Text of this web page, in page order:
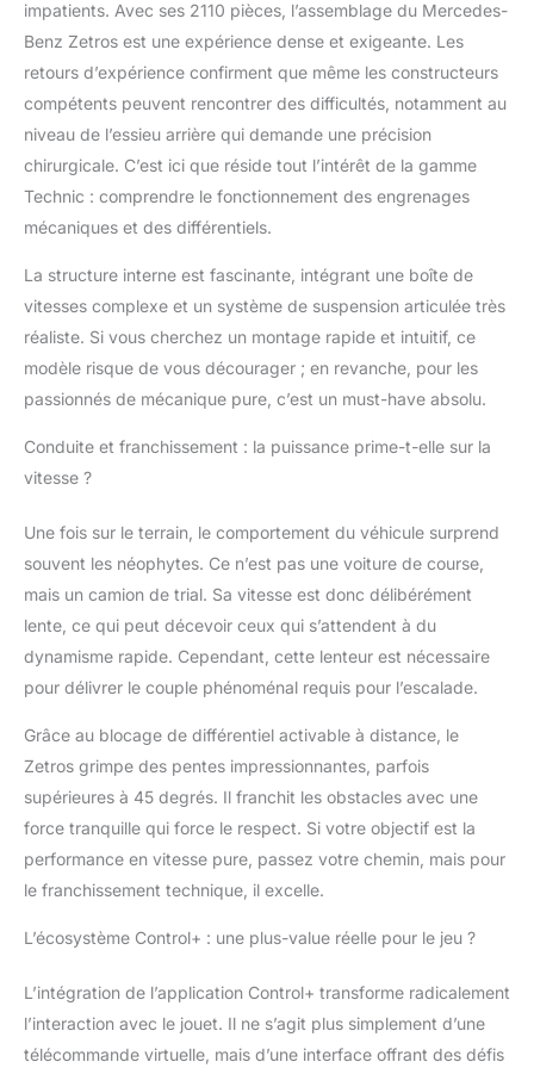
impatients. Avec ses 2110 pièces, l’assemblage du Mercedes-
Benz Zetros est une expérience dense et exigeante. Les
retours d’expérience confirment que même les constructeurs
compétents peuvent rencontrer des difficultés, notamment au
niveau de l’essieu arrière qui demande une précision
chirurgicale. C’est ici que réside tout l’intérêt de la gamme
Technic : comprendre le fonctionnement des engrenages
mécaniques et des différentiels.
La structure interne est fascinante, intégrant une boîte de
vitesses complexe et un système de suspension articulée très
réaliste. Si vous cherchez un montage rapide et intuitif, ce
modèle risque de vous décourager ; en revanche, pour les
passionnés de mécanique pure, c’est un must-have absolu.
Conduite et franchissement : la puissance prime-t-elle sur la
vitesse ?
Une fois sur le terrain, le comportement du véhicule surprend
souvent les néophytes. Ce n’est pas une voiture de course,
mais un camion de trial. Sa vitesse est donc délibérément
lente, ce qui peut décevoir ceux qui s’attendent à du
dynamisme rapide. Cependant, cette lenteur est nécessaire
pour délivrer le couple phénoménal requis pour l’escalade.
Grâce au blocage de différentiel activable à distance, le
Zetros grimpe des pentes impressionnantes, parfois
supérieures à 45 degrés. Il franchit les obstacles avec une
force tranquille qui force le respect. Si votre objectif est la
performance en vitesse pure, passez votre chemin, mais pour
le franchissement technique, il excelle.
L’écosystème Control+ : une plus-value réelle pour le jeu ?
L’intégration de l’application Control+ transforme radicalement
l’interaction avec le jouet. Il ne s’agit plus simplement d’une
télécommande virtuelle, mais d’une interface offrant des défis